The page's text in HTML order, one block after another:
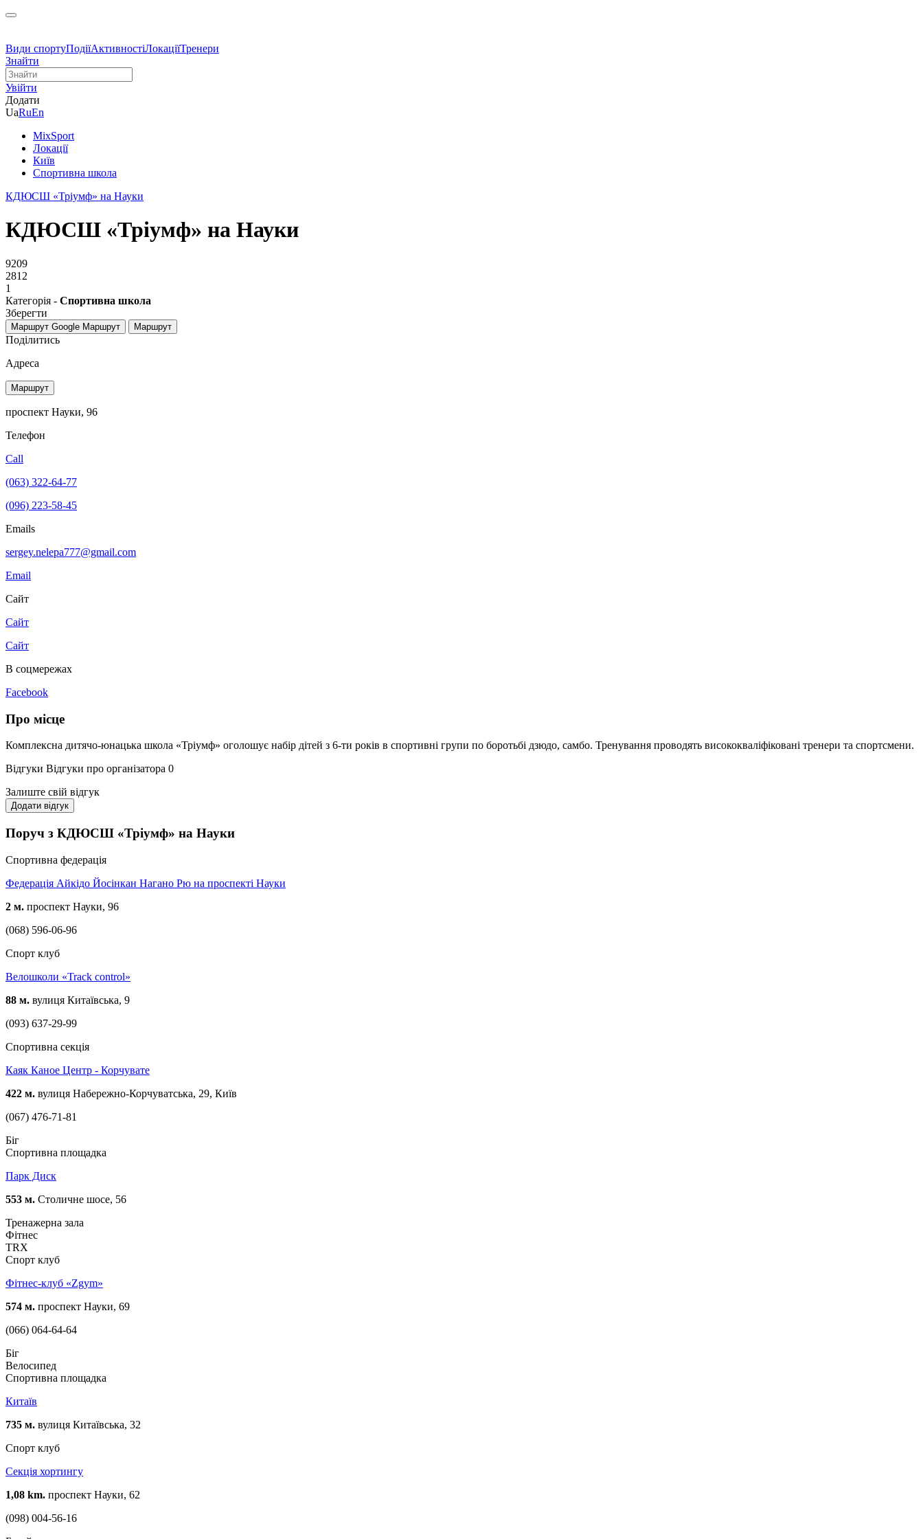
Види спортуПодіїАктивностіЛокаціїТренери
Знайти
Увійти
Додати
UaRuEn
MixSport
Локації
Київ
Спортивна школа
КДЮСШ «Тріумф» на Науки
КДЮСШ «Тріумф» на Науки
9209
2812
1
Категорія - Спортивна школа
Зберегти
Маршрут Google Маршрут Маршрут
Поділитись
Адреса
Маршрут
проспект Науки, 96
Телефон
Call
(063) 322-64-77
(096) 223-58-45
Emails
sergey.nelepa777@gmail.com
Email
Сайт
Сайт
Сайт
В соцмережах
Facebook
Про місце
Комплексна дитячо-юнацька школа «Тріумф» оголошує набір дітей з 6-ти років в спортивні групи по боротьбі дзюдо, самбо. Тренування проводять висококваліфіковані тренери та спортсмени.
Відгуки Відгуки про організатора 0
Залиште свій відгук
Додати відгук
Поруч з КДЮСШ «Тріумф» на Науки
Спортивна федерація
Федерація Айкідо Йосінкан Нагано Рю на проспекті Науки
2 м. проспект Науки, 96
(068) 596-06-96
Спорт клуб
Велошколи «Track control»
88 м. вулиця Китаївська, 9
(093) 637-29-99
Спортивна секція
Каяк Каное Центр - Корчувате
422 м. вулиця Набережно-Корчуватська, 29, Київ
(067) 476-71-81
Біг
Спортивна площадка
Парк Диск
553 м. Столичне шосе, 56
Тренажерна зала
Фітнес
TRX
Спорт клуб
Фітнес-клуб «Zgym»
574 м. проспект Науки, 69
(066) 064-64-64
Біг
Велосипед
Спортивна площадка
Китаїв
735 м. вулиця Китаївська, 32
Спорт клуб
Cекція хортингу
1,08 km. проспект Науки, 62
(098) 004-56-16